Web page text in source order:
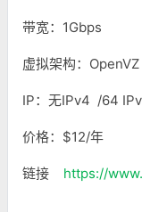
带宽：1Gbps
虚拟架构：OpenVZ
IP：无IPv4 /64
价格：$12/年
链接 https://